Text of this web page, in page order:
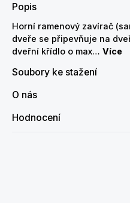
Popis
Horní ramenový zavírač
dveře se připevňuje na
dveřní křídlo o max… Více
Soubory ke stažení
O nás
Hodnocení